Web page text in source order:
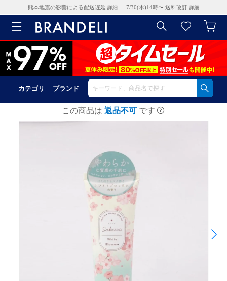
熊本地震の影響による配送遅延 詳細 ｜ 7/30(木)14時〜 送料改訂 詳細
カテゴリ ブランド
この商品は 返品不可 です